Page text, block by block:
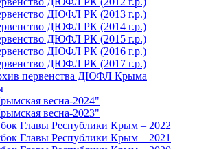
ДЮФЛ РК (2013 г.р.)
ДЮФЛ РК (2014 г.р.)
ДЮФЛ РК (2015 г.р.)
ДЮФЛ РК (2016 г.р.)
ДЮФЛ РК (2017 г.р.)
первенства ДЮФЛ Крыма
весна-2024"
весна-2023"
Главы Республики Крым – 2022
Главы Республики Крым – 2021